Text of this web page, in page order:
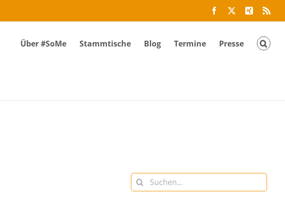
Facebook
TwitterXing
Über #SoMe Stammtische Blog Termine Presse
Suche
nach: